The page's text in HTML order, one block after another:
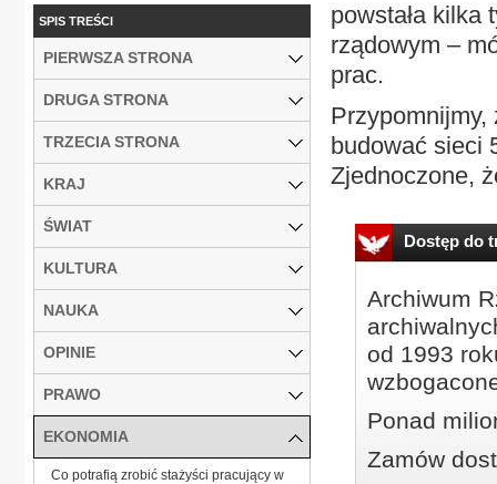
powstała kilka
rządowym –
prac.
budować sieci
Zjednoczone,
Dostęp do
Archiwum
od 1993
Ponad
Zamów
SPIS TREŚCI
PIERWSZA STRONA
DRUGA STRONA
TRZECIA STRONA
KRAJ
ŚWIAT
KULTURA
NAUKA
OPINIE
PRAWO
EKONOMIA
Co potrafią zrobić stażyści pracujący w